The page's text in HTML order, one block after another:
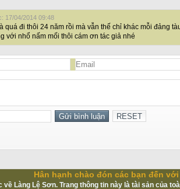
17/04/2014 09:48
quá đi thôi 24 năm rồi mà vẫn thế chỉ khác mỗi đảng
với nhổ nấm mối thôi cám ơn tác giả nhé
Hân hạnh chào đón các bạn đến
về Làng Lệ Sơn. Trang thông tin này là tài sản của